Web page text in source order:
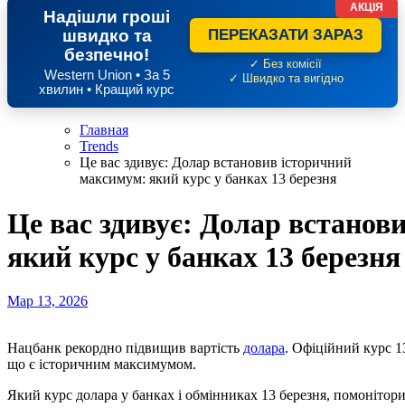
Надішли гроші
швидко та
безпечно!
Western Union • За 5
хвилин • Кращий курс
ПЕРЕКАЗАТИ ЗАРАЗ
✓ Без комісії
✓ Швидко та вигідно
АКЦІЯ
Главная
Trends
Це вас здивує: Долар встановив історичний
максимум: який курс у банках 13 березня
Це вас здивує: Долар
який курс у банках 13 березня
Мар 13, 2026
Нацбанк рекордно підвищив вартість долара. Офіційний курс
що є історичним максимумом.
Який курс долара у банках і обмінниках 13 березня,